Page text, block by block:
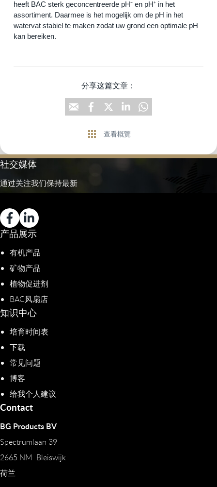
heeft BAC sterk geconcentreerde pH⁻ en pH⁺ in het
assortiment. Daarmee is het mogelijk om de pH in het
watervat stabiel te maken zodat uw grond een optimale pH
kan bereiken.
分享这篇文章：
查看概覽
社交媒体
通过关注我们保持最新
产品展示
有机产品
矿物产品
植物促进剂​
BAC风扇店
知识中心
培育时间表
下载
常见问题
博客
给我个人建议
Contact
BG Products BV
Spectrumlaan 39
2665 NM Bleiswijk
荷兰